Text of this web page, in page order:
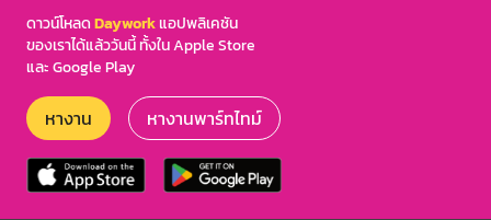
ดาวน์โหลดDayworkแอปพลิเคชัน
ของเราได้แล้ววันนี้ ทั้งใน Apple Store
และ Google Play
หางาน หางานพาร์ทไทม์